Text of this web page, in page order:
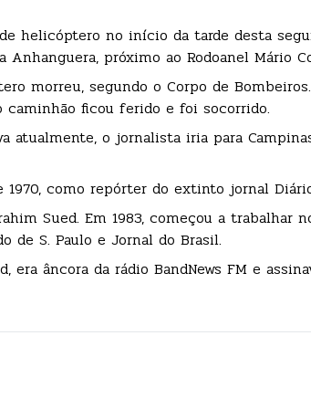
helicóptero no início da tarde desta
próximo ao Rodoanel Mário
morreu, segundo o Corpo de
ficou ferido e foi socorrido.
atualmente, o jornalista iria para
como repórter do extinto jornal
Sued. Em 1983, começou a trabalhar
de S. Paulo e Jornal do Brasil.
era âncora da rádio BandNews FM e